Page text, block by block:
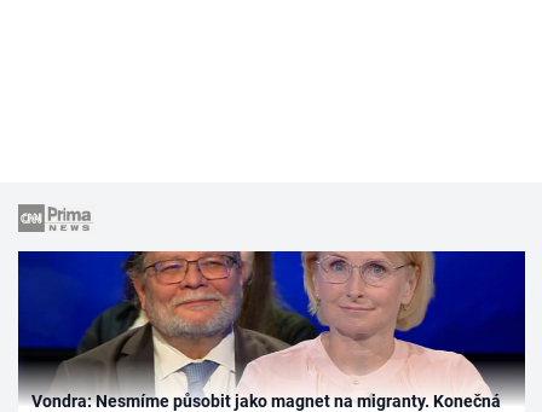
Vondra: Nesmíme působit jako magnet na migranty. Konečná